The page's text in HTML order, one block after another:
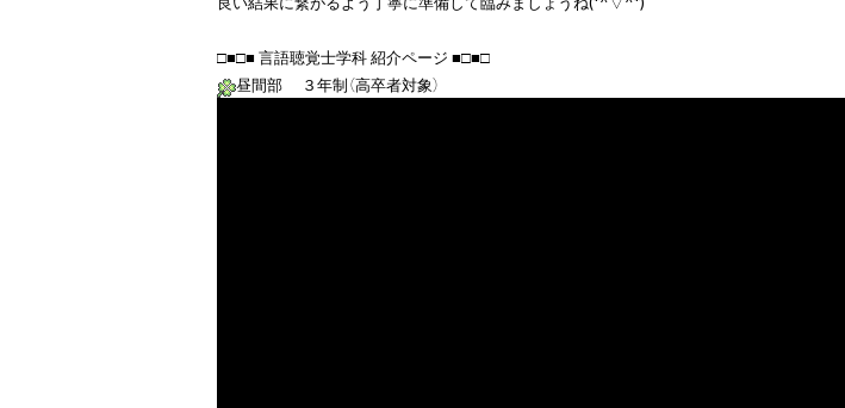
昼間部　 ３年制（高卒者対象）